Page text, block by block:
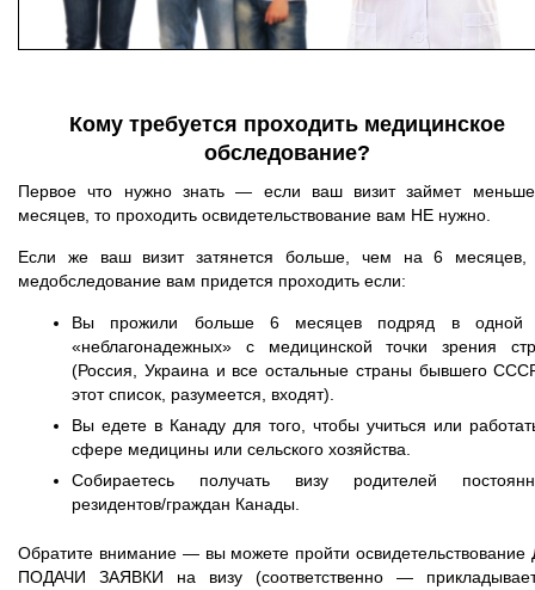
Кому требуется проходить медицинское
обследование?
Первое что нужно знать — если ваш визит займет
месяцев, то проходить освидетельствование вам НЕ нужно.
Если же ваш визит затянется больше, чем на 6 месяцев,
медобследование вам придется проходить если:
Вы прожили больше 6 месяцев подряд в одной
«неблагонадежных» с медицинской точки зрения
(Россия, Украина и все остальные страны бывшего
этот список, разумеется, входят).
Вы едете в Канаду для того, чтобы учиться или
сфере медицины или сельского хозяйства.
Собираетесь получать визу родителей
резидентов/граждан Канады.
Обратите внимание — вы можете пройти освидетельствование
ПОДАЧИ ЗАЯВКИ на визу (соответственно —